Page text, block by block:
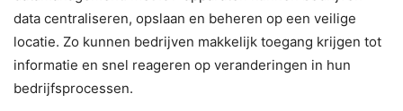
data centraliseren, opslaan en beheren op een veilige
locatie. Zo kunnen bedrijven makkelijk toegang krijgen tot
informatie en snel reageren op veranderingen in hun
bedrijfsprocessen.